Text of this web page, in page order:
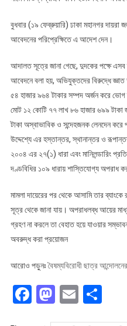
বুধবার (১৯ ফেব্রুয়ারি) ঢাকা মহানগর
আবেদনের পরিপ্রেক্ষিতে এ আদেশ দেন।
আদালত সূত্রে জানা গেছে, দুদকের পক্ষে
আবেদনে বলা হয়, অভিযুক্তদের বিরুদ্ধে
৫৪ হাজার ৯৬৪ টাকার সম্পদ অর্জন করে ভোগ
মোট ১২ কোটি ৭৭ লাখ ৮৬ হাজার ৬৯৯ টাকা
টাকা অস্বাভাবিক ও সন্দেহজনক লেনদেন
উদ্দেশ্যে এর হস্তান্তর, স্থানান্তর ও
২০০৪ এর ২৭(১) ধারা এবং মানিলন্ডারিং
দণ্ডবিধির ১০৯ ধারায় শাস্তিযোগ্য অপরাধ
মামলা দায়েরের পর থেকে আসামি তার ব্যাংকে
সূত্র থেকে জানা যায়। অপরাধলব্ধ আয়ের
গ্রহণ না করলে তা বেহাত হয়ে যাওয়ার
অবরুদ্ধ করা প্রয়োজন
আরোও পড়ুনঃবৈষম্যবিরোধী ছাত্র
Facebook
Mastodon
Email